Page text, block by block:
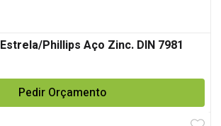
Phillips Aço Zinc. DIN 7981
Pedir Orçamento